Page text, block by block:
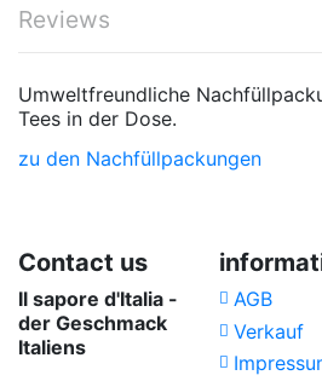
Reviews
Umweltfreundliche
Tees in der Dose.
zu den Nachfüllpackungen
Contact us
Il sapore d'Italia -
der Geschmack
Italiens
AGB
Verkauf